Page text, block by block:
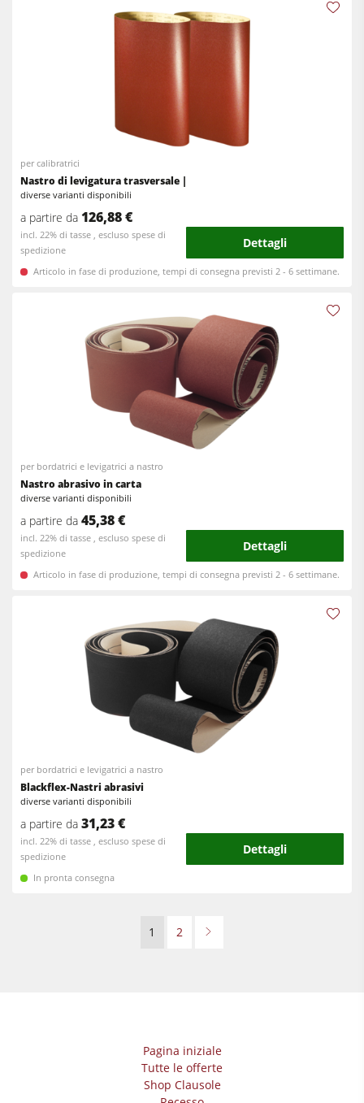
per calibratrici
Nastro di levigatura trasversale |
diverse varianti disponibili
a partire da 126,88 €
incl. 22% di tasse , escluso spese di
spedizione
Dettagli
Articolo in fase di produzione, tempi di consegna previsti 2 - 6 settimane.
per bordatrici e levigatrici a nastro
Nastro abrasivo in carta
diverse varianti disponibili
a partire da 45,38 €
incl. 22% di tasse , escluso spese di
spedizione
Dettagli
Articolo in fase di produzione, tempi di consegna previsti 2 - 6 settimane.
per bordatrici e levigatrici a nastro
Blackflex-Nastri abrasivi
diverse varianti disponibili
a partire da 31,23 €
incl. 22% di tasse , escluso spese di
spedizione
Dettagli
In pronta consegna
1 2
Pagina iniziale
Tutte le offerte
Shop Clausole